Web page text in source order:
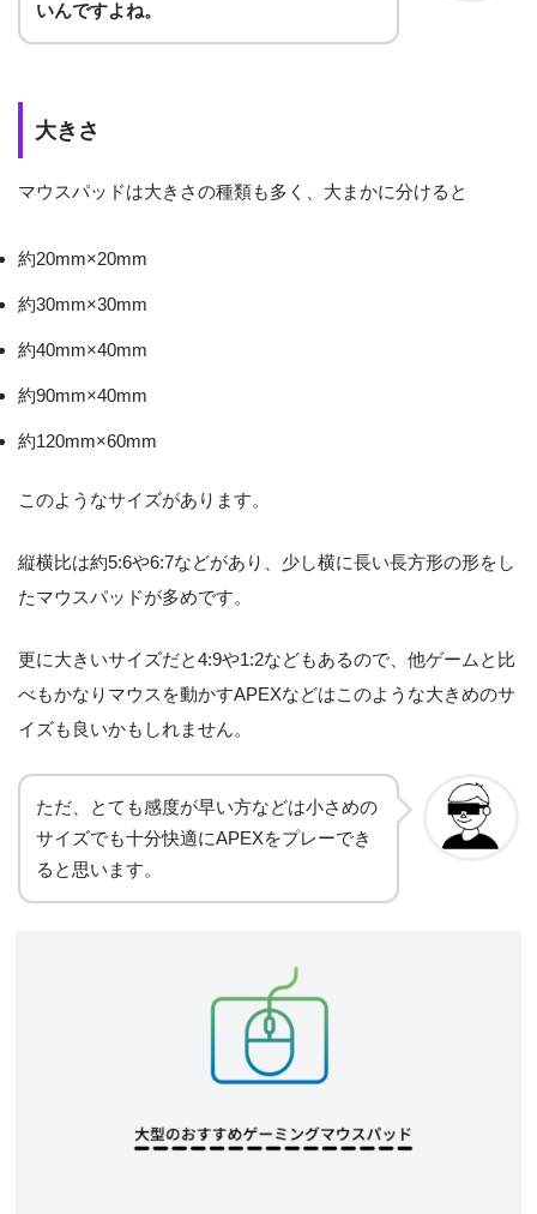
いんですよね。
大きさ
マウスパッドは大きさの種類も多く、大まかに分けると
約20mm×20mm
約30mm×30mm
約40mm×40mm
約90mm×40mm
約120mm×60mm
このようなサイズがあります。
縦横比は約5:6や6:7などがあり、少し横に長い長方形の形をし
たマウスパッドが多めです。
更に大きいサイズだと4:9や1:2などもあるので、他ゲームと比
べもかなりマウスを動かすAPEXなどはこのような大きめのサ
イズも良いかもしれません。
ただ、とても感度が早い方などは小さめの
サイズでも十分快適にAPEXをプレーでき
ると思います。